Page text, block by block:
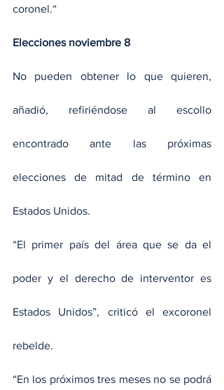
coronel.“
Elecciones noviembre 8
No pueden obtener lo que quieren,
añadió, refiriéndose al escollo
encontrado ante las próximas
elecciones de mitad de término en
Estados Unidos.
“El primer país del área que se da el
poder y el derecho de interventor es
Estados Unidos”, criticó el excoronel
rebelde.
“En los próximos tres meses no se podrá